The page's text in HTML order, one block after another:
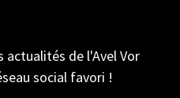
de l'Avel Vor
social favori !